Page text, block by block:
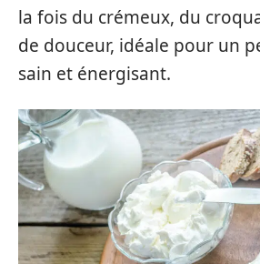
la fois du crémeux, du
de douceur, idéale pour un
sain et énergisant.